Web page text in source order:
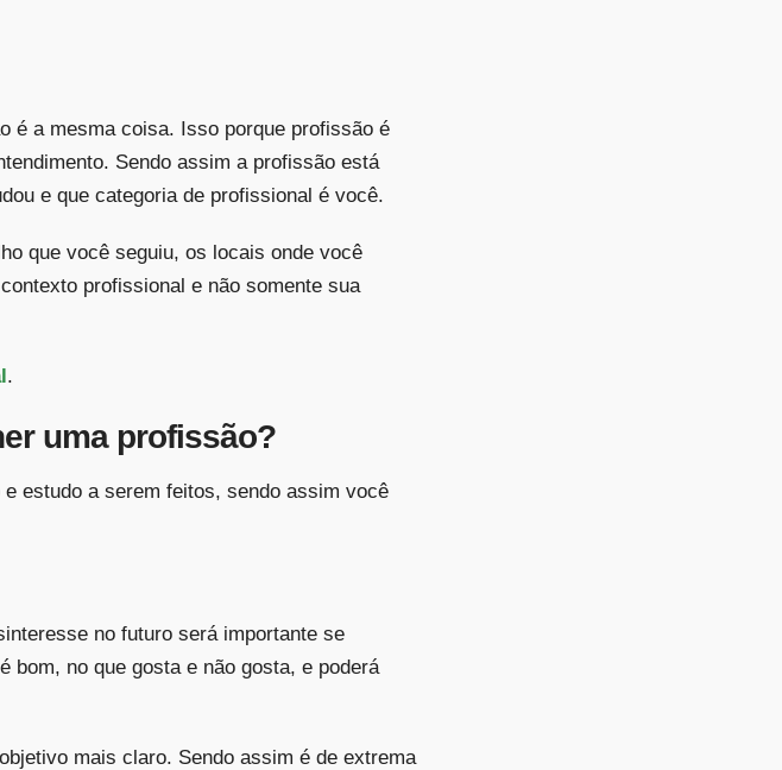
é a mesma coisa. Isso porque profissão é
Sendo assim a profissão está
e que categoria de profissional é você.
que você seguiu, os locais onde você
profissional e não somente sua
.
uma profissão?
estudo a serem feitos, sendo assim você
no futuro será importante se
bom, no que gosta e não gosta, e poderá
mais claro. Sendo assim é de extrema